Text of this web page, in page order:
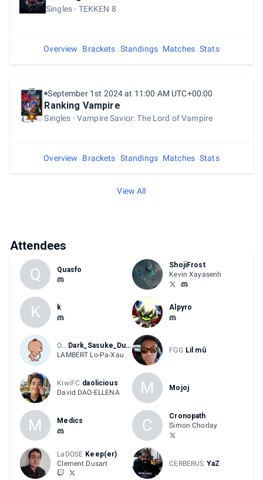
Singles TEKKEN 8
Overview Brackets Standings Matches Stats
September 1st 2024 at 11:00 AM UTC+00:00
Ranking Vampire
Singles Vampire Savior: The Lord of Vampire
Overview Brackets Standings Matches Stats
View All
Attendees
Q Quasfo
ShojiFrost
Kevin Xayasenh
K k Alpyro
Dark_Sasuke_Du_69_OppaH
LAMBERT Lo-Pa-Xau
FGG Lil mû
KiwiFC daolicious
David DAO-ELLENA
M Mojoj
M Medics C
Cronopath
Simon Chorlay
LaDOSE Keep(er)
Clement Dusart
CERBERUS YaZ